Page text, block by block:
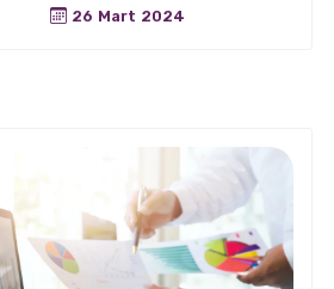
26 Mart 2024